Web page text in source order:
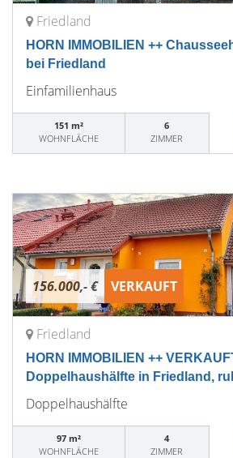
Friedland
HORN IMMOBILIEN ++
bei Friedland
Einfamilienhaus
151 m²
WOHNFLÄCHE
6
ZIMMER
156.000,- € VERKAUFT
Friedland
HORN IMMOBILIEN ++
Doppelhaushälfte in Friedland,
Doppelhaushälfte
97 m²
WOHNFLÄCHE
4
ZIMMER